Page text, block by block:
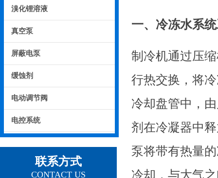
保养
溴化锂溶液
真空泵
屏蔽电泵
缓蚀剂
电动调节阀
电控系统
联系方式
CONTACT US
一、冷冻水系
制冷机通过压
行热交换，将
冷却盘管中，
剂在冷凝器中
泵将带有热量
冷却，与大气